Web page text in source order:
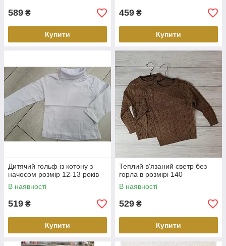
589 ₴
Купити
459 ₴
Купити
Дитячий гольф із котону з
начосом розмір 12-13 років
В наявності
519 ₴
Купити
Теплий в'язаний светр без
горла в розмірі 140
В наявності
529 ₴
Купити